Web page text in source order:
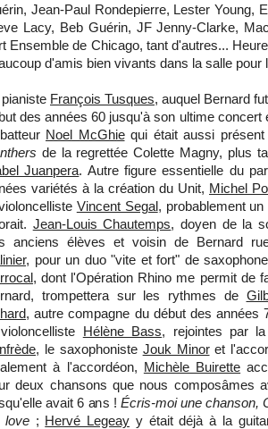
Jean-Paul Rondepierre, Lester Young,
Lacy, Beb Guérin, JF Jenny-Clarke,
Ensemble de Chicago, tant d'autres...
d'amis bien vivants dans la salle pour
François Tusques, auquel Bernard
des années 60 jusqu'à son ultime concert
Noel McGhiequi était aussi
de la regrettée Colette Magny, plus
Juanpera. Autre figure essentielle du
variétés à la création du Unit, Michel
Vincent Segal, probablement
Jean-Louis Chautemps, doyen de la
anciens élèves et voisin de Bernard
, pour un duo "vite et fort" de
, dont l'Opération Rhino me permit de
trompettera sur les rythmes de
, autre compagne du début des années
Hélène Bass, rejointes par
, le saxophoniste Jouk Minoret
à l'accordéon, Michèle Buirette
deux chansons que nous composâmes
avait 6 ans ! Écris-moi une chanson,
love; Hervé Legeay y était déjà à la